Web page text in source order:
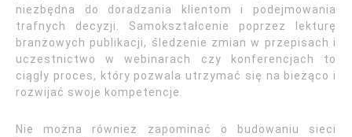
niezbędna do doradzania klientom i podejmowania
trafnych decyzji. Samokształcenie poprzez lekturę
branżowych publikacji, śledzenie zmian w przepisach i
uczestnictwo w webinarach czy konferencjach to
ciągły proces, który pozwala utrzymać się na bieżąco i
rozwijać swoje kompetencje.
Nie można również zapominać o budowaniu sieci